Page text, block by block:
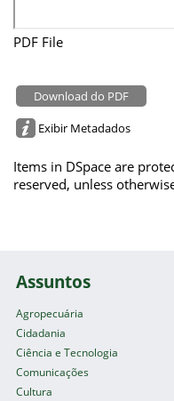
PDF File
Download do PDF
Exibir Metadados
Items in DSpace are
reserved, unless
Assuntos
Agropecuária
Cidadania
Ciência e Tecnologia
Comunicações
Cultura